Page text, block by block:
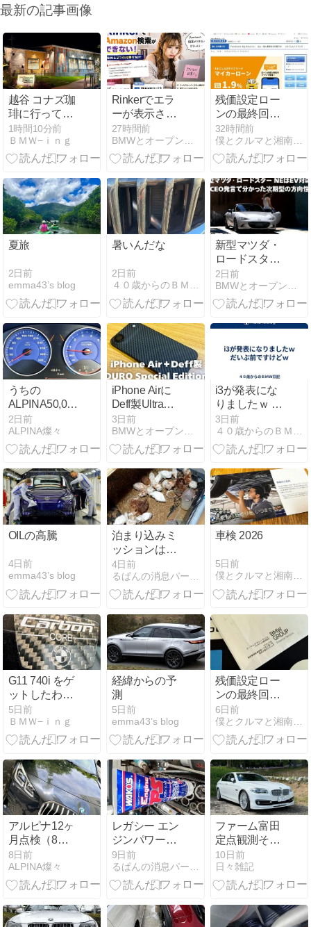
最新の記事画像
越谷 コナズ珈
琲に行ってき
ました。
1時間10分前
ＢＭＷ−ｉｎｇ
Rinkerでエラ
ーが表示され
Amazonの商
品が検索でき
ない時の対策
27時間前
残価設定ロー
ンの最終回を
どうするか問
題－その2
32時間前
夏旅
2日前
emma43’s blog
暑いんだな
2日前
新型マツダ・
ロードスター
NEはEV対応
へ｜CEO発言
で分かった次
2日前
うちの
ALPINA50,000km
通過。
2日前
ALPINA燦々
iPhone Airに
Deff製Ultra
Slim & Lite
Case DURO
Special Edition
3日前
i3が発表にな
りましたｗ だ
いぶ前ですけ
どｗ
3日前
OILの高騰
4日前
emma43’s blog
泊まり込みミ
ッションは刺
激的だった
4日前
車検 2026
5日前
G11 740i をゲ
ットしたわけ
^^
5日前
ＢＭＷ−ｉｎｇ
経緯からの予
測
5日前
emma43’s blog
残価設定ロー
ンの最終回を
どうするか問
題
6日前
アルピナ12ヶ
月点検（8年
目）
8日前
ALPINA燦々
レガシー エン
ジンパワーシ
ールド投入
9日前
ファーム富田
定点観測その
2
10日前
日々雑記